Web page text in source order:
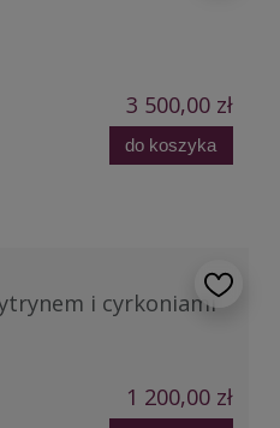
3 500,00 zł
do koszyka
i cyrkoniami
1 200,00 zł